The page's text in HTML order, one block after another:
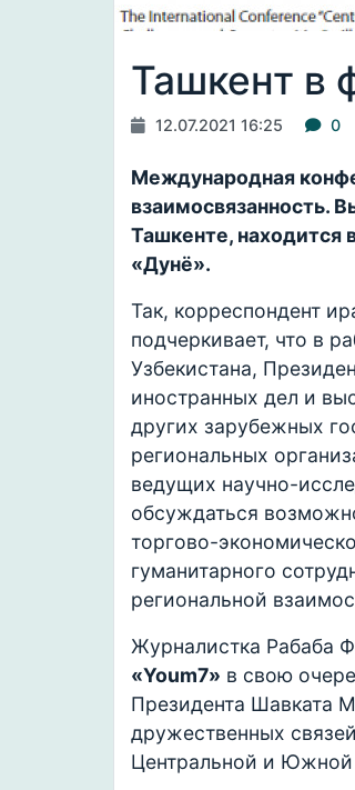
Ташкент в
12.07.2021 16:25 0
Международная
взаимосвязанность.
Ташкенте,
«Дунё».
Так, корреспондент
подчеркивает, что в
Узбекистана,
иностранных дел и
других зарубежных
региональных
ведущих научно-
обсуждаться
торгово-
гуманитарного
региональной
Журналистка Рабаба
«Youm7» в свою
Президента Шавката
дружественных
Центральной и Южной